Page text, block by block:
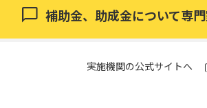
補助金、助成金について専
実施機関の公式サイトへ